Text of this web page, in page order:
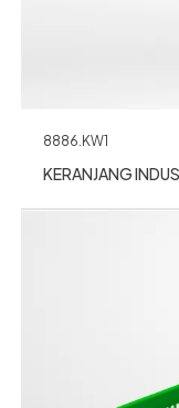
8886.KW1
KERANJANG